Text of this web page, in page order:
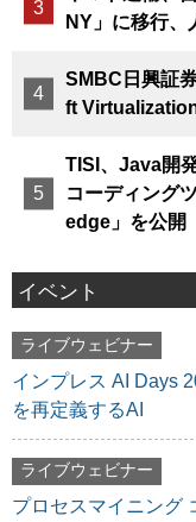
NY」に移行、
SMBC日興証
ft
TISI、Java開
コーディング
edge」を公開
イベント
ライブウェビナー
インプレス AI Days
を再定義するAI
ライブウェビナー
プロセスマイニング